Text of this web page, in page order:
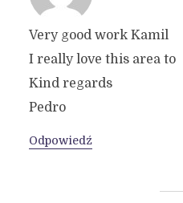
Very good work Kamil
I really love this area to
Kind regards
Pedro
Odpowiedź